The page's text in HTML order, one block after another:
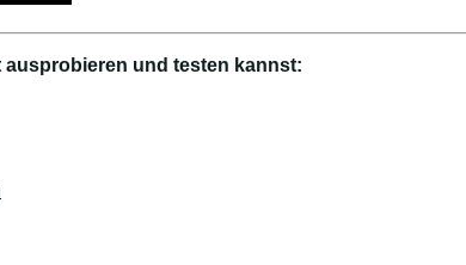
ausprobieren und testen kannst: